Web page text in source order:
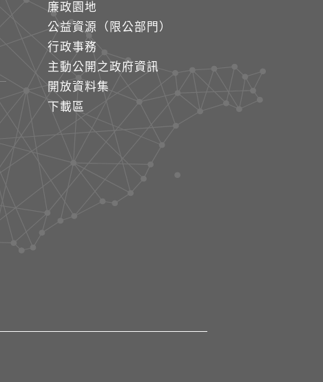
廉政園地
公益資源（限公部門）
行政事務
主動公開之政府資訊
開放資料集
下載區